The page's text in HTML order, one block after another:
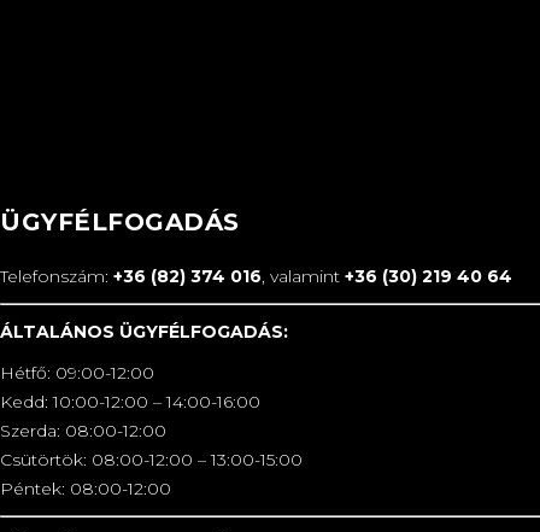
ÜGYFÉLFOGADÁS
Telefonszám: +36 (82) 374 016, valamint +36 (30) 219 40 64
ÁLTALÁNOS ÜGYFÉLFOGADÁS:
Hétfő: 09:00-12:00
Kedd: 10:00-12:00 – 14:00-16:00
Szerda: 08:00-12:00
Csütörtök: 08:00-12:00 – 13:00-15:00
Péntek: 08:00-12:00